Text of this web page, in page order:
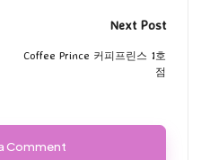
Next Post
Coffee Prince 커피프린스 1호
점
Comment